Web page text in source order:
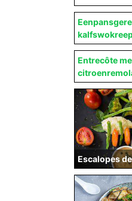
Entrecôte
Escalopes